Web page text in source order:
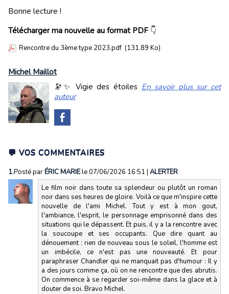
Bonne lecture !
Télécharger ma nouvelle au format PDF 👇
Rencontre du 3ème type 2023.pdf (131.89 Ko)
Michel Maillot
🔭✨ Vigie des étoiles En savoir plus sur cet
auteur
💬 VOS COMMENTAIRES
1.Posté parÉRIC MARIEle 07/06/2026 16:51 | ALERTER
Le film noir dans toute sa splendeur ou plutôt un roman
noir dans ses heures de gloire. Voilà ce que m'inspire cette
nouvelle de l'ami Michel. Tout y est à mon gout,
l'ambiance, l'esprit, le personnage emprisonné dans des
situations qui le dépassent. Et puis, il y a la rencontre avec
la soucoupe et ses occupants. Que dire quant au
dénouement : rien de nouveau sous le soleil, l'homme est
un imbécile, ce n'est pas une nouveauté. Et pour
paraphraser Chandler qui ne manquait pas d'humour : Il y
a des jours comme ça, où on ne rencontre que des abrutis.
On commence à se regarder soi-même dans la glace et à
douter de soi. Bravo Michel.